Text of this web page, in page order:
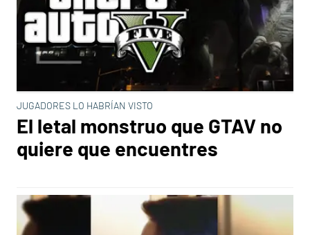
JUGADORES LO HABRÍAN VISTO
El letal monstruo que GTAV no
quiere que encuentres